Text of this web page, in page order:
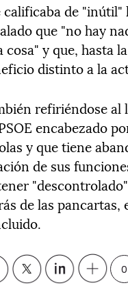
calificaba de "inútil"
que "no hay
cosa" y que, hasta
distinto a la
refiriéndose al
encabezado
y que tiene
de sus
de las
0